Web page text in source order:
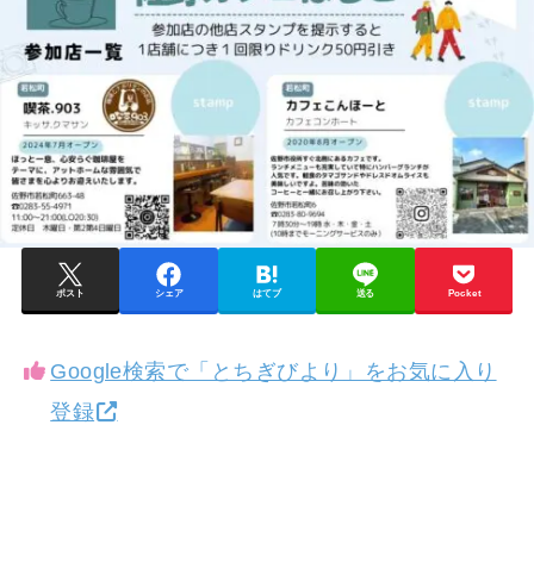
ポスト シェア はてブ 送る Pocket
Google検索で「とちぎびより」をお気に入り
登録